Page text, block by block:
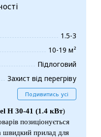
1.5-3
10-19 м²
Підлоговий
Захист від перегріву
Подивитись усі
H 30-41 (1.4 кВт)
позиціонується
швидкий прилад для